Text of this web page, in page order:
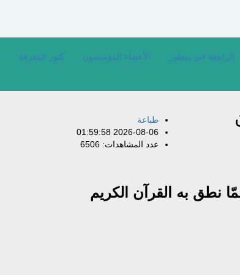
الرابطة في سطور الأعضاء المؤسسون كنوز المعرفة
طباعة
2026-08-06 01:59:58
عدد المشاهدات: 6506
نطق به القرآن الكريم